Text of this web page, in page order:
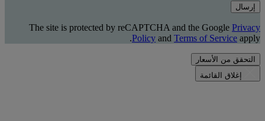
إرسال
The site is protected by reCAPTCHA and the Google Privacy
Policy and Terms of Service apply.
التحقق من الأسعار
إغلاق القائمة